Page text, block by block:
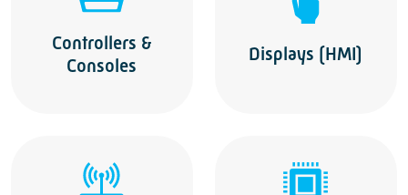
Controllers &
Consoles
Displays (HMI)